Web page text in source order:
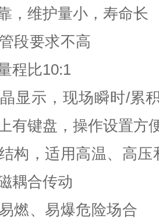
维护量小，寿命长
直管
比10:1
显示，现场
键盘，操作设置方
构，适用高温、
合传动
于易燃、